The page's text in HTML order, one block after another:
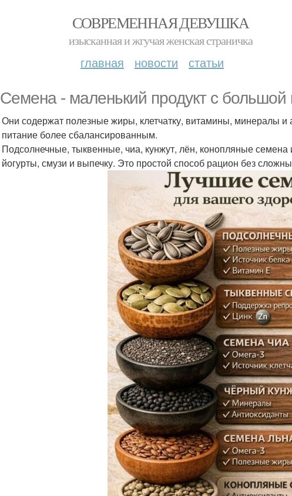
СОВРЕМЕННАЯ ДЕВУШКА
изысканная и жгучая женская страничка
главная новости статьи
Семена - маленький продукт с большой
Они содержат полезные жиры, клетчатку, витамины, минералы и
питание более сбалансированным.
Подсолнечные, тыквенные, чиа, кунжут, лён, конопляные
йогурты, смузи и выпечку. Это простой способ рацион без